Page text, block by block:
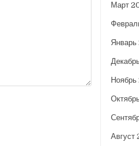
Март
Август